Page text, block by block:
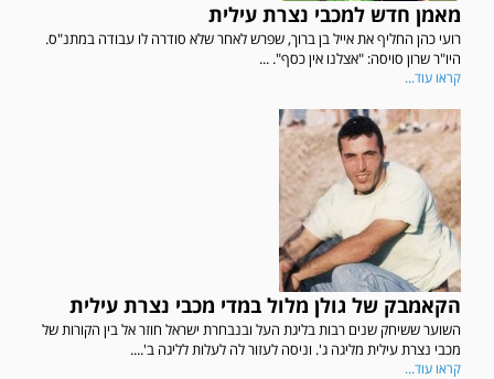
מאמן חדש למכבי נצרת עילית
רועי כהן החליף את אייל בן ברוך, שפרש לאחר שלא סודרה לו עבודה במתנ"ס.
היו"ר שרון סויסה: "אצלנו אין כסף". ...
קראו עוד...
הקאמבק של גולן מלול במדי מכבי נצרת עילית
השוער ששיחק שנים רבות בליגת העל ובנבחרת ישראל חוזר אל בין הקורות של
מכבי נצרת עילית מליגה ג'. וניסה לעזור לה לעלות לליגה ב'....
קראו עוד...